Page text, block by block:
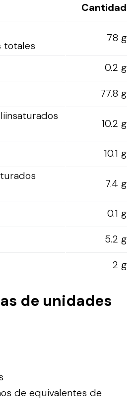
Cantidad
totales
78 g
0.2 g
77.8 g
10.2 g
10.1 g
7.4 g
0.1 g
5.2 g
2 g
de unidades
de equivalentes de